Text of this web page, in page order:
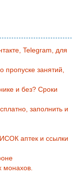
Telegram, для
занятий,
и без? Сроки
заполнить и
аптек и ссылки
монахов.